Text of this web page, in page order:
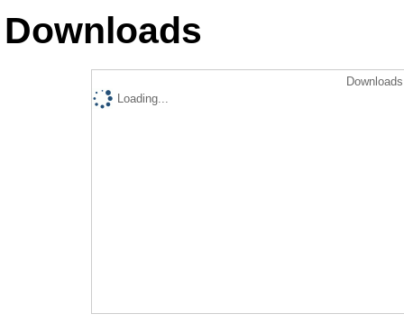
Downloads
Loading...